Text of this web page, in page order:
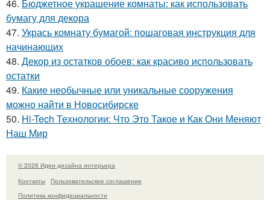
46. Бюджетное украшение комнаты: как использовать
бумагу для декора
47. Укрась комнату бумагой: пошаговая инструкция для
начинающих
48. Декор из остатков обоев: как красиво использовать
остатки
49. Какие необычные или уникальные сооружения
можно найти в Новосибирске
50. Hi-Tech Технологии: Что Это Такое и Как Они Меняют
Наш Мир
© 2026 Идеи дизайна интерьера
Контакты
Пользовательское соглашение
Политика конфидециальности